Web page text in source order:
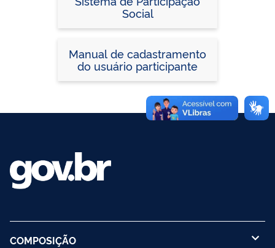
Social
Manual de cadastramento
do usuário participante
COMPOSIÇÃO